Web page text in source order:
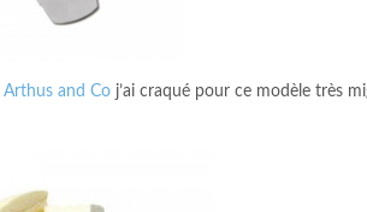
Arthus and Co j’ai craqué pour ce modèle très